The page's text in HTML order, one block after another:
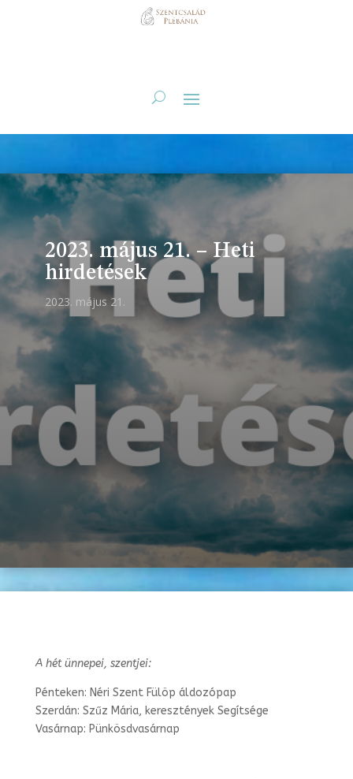
2023. május 21. – Heti
hirdetések
2023. május 21.
A hét ünnepei, szentjei:
Pénteken: Néri Szent Fülöp áldozópap
Szerdán: Szűz Mária, keresztények Segítsége
Vasárnap: Pünkösdvasárnap